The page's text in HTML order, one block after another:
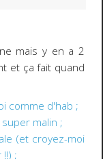
mais y en a 2
et ça fait quand
comme d'hab ;
malin ;
(et croyez-moi
;